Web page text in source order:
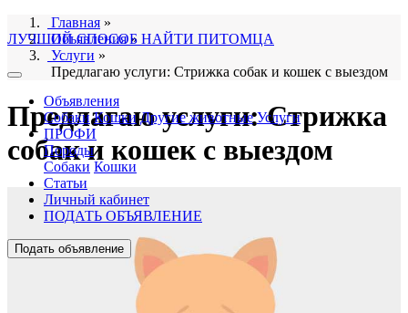
ЛУЧШИЙ СПОСОБ НАЙТИ ПИТОМЦА
Объявления
Собаки Кошки Другие животные Услуги
ПРОФИ
Породы
Собаки Кошки
Статьи
Личный кабинет
ПОДАТЬ ОБЪЯВЛЕНИЕ
Подать объявление
Главная »
Объявления»
Услуги »
Предлагаю услуги: Стрижка собак и кошек с выездом
Предлагаю услуги: Стрижка
собак и кошек с выездом